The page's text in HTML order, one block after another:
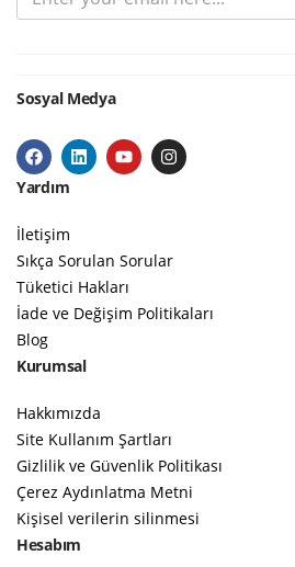
Sosyal Medya
Yardım
İletişim
Sıkça Sorulan Sorular
Tüketici Hakları
İade ve Değişim Politikaları
Blog
Kurumsal
Hakkımızda
Site Kullanım Şartları
Gizlilik ve Güvenlik Politikası
Çerez Aydınlatma Metni
Kişisel verilerin silinmesi
Hesabım